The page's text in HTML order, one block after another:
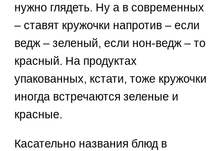
нужно глядеть. Ну а в современных
– ставят кружочки напротив – если
ведж – зеленый, если нон-ведж – то
красный. На продуктах
упакованных, кстати, тоже кружочки
иногда встречаются зеленые и
красные.
Касательно названия блюд в